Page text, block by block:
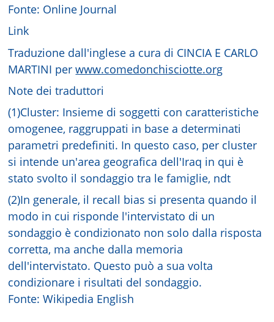
Fonte: Online Journal
Link
Traduzione dall'inglese a cura di CINCIA E CARLO
MARTINI perwww.comedonchisciotte.org
Note dei traduttori
(1)Cluster: Insieme di soggetti con caratteristiche
omogenee, raggruppati in base a determinati
parametri predefiniti. In questo caso, per cluster
si intende un'area geografica dell'Iraq in qui è
stato svolto il sondaggio tra le famiglie, ndt
(2)In generale, il recall bias si presenta quando il
modo in cui risponde l'intervistato di un
sondaggio è condizionato non solo dalla risposta
corretta, ma anche dalla memoria
dell'intervistato. Questo può a sua volta
condizionare i risultati del sondaggio.
Fonte: Wikipedia English